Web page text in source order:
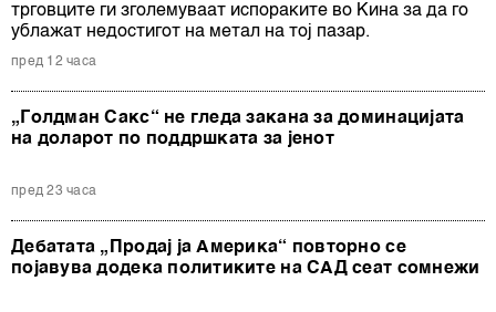
трговците ги зголемуваат испораките во Кина за да го
ублажат недостигот на метал на тој пазар.
пред 12 часа
„Голдман Сакс“ не гледа закана за доминацијата
на доларот по поддршката за јенот
пред 23 часа
Дебатата „Продај ја Америка“ повторно се
појавува додека политиките на САД сеат сомнежи